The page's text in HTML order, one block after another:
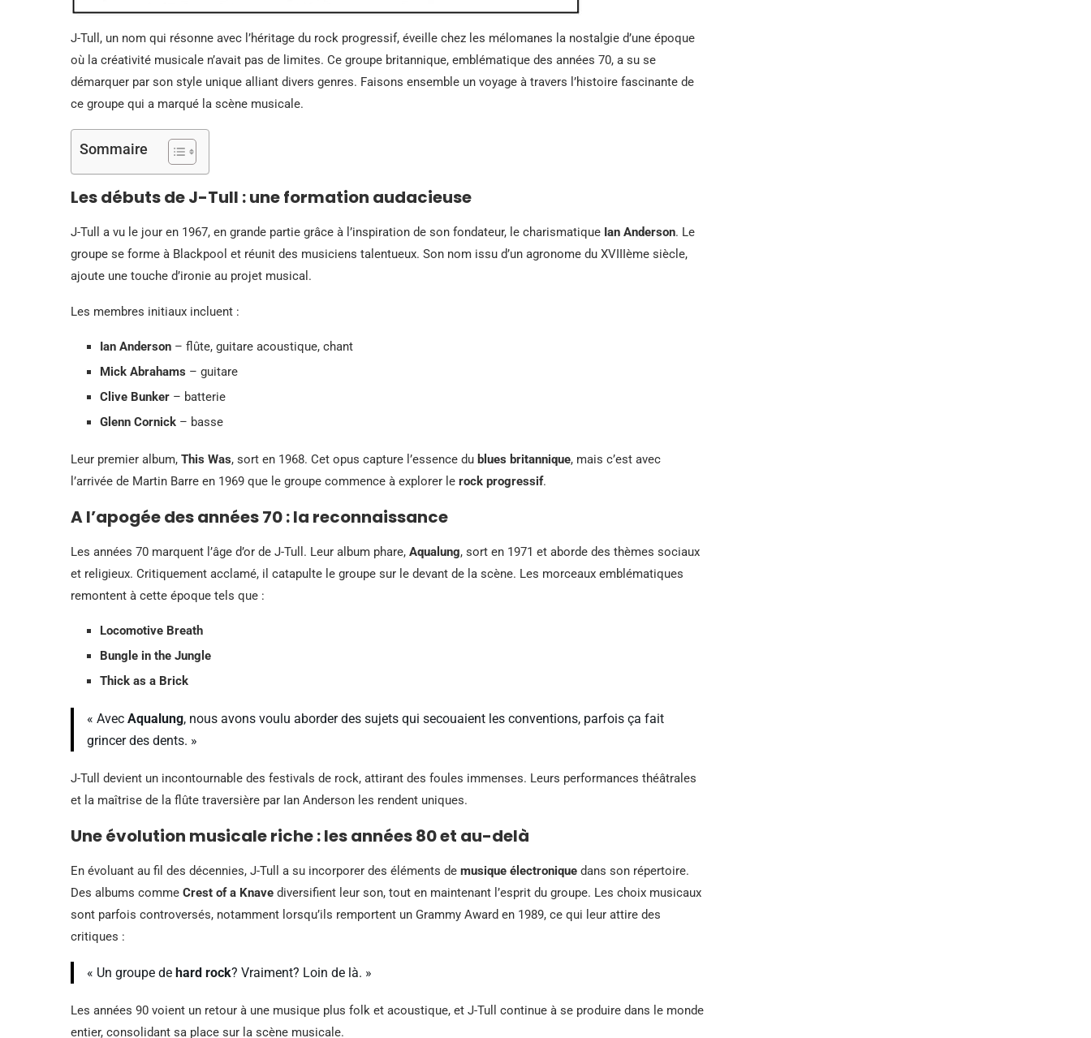
J-Tull, un nom qui résonne avec l’héritage du rock progressif, éveille chez les mélomanes la nostalgie d’une époque
où la créativité musicale n’avait pas de limites. Ce groupe britannique, emblématique des années 70, a su se
démarquer par son style unique alliant divers genres. Faisons ensemble un voyage à travers l’histoire fascinante de
ce groupe qui a marqué la scène musicale.
Sommaire
Les débuts de J-Tull : une formation audacieuse
J-Tull a vu le jour en 1967, en grande partie grâce à l’inspiration de son fondateur, le charismatique Ian Anderson. Le
groupe se forme à Blackpool et réunit des musiciens talentueux. Son nom issu d’un agronome du XVIIIème siècle,
ajoute une touche d’ironie au projet musical.
Les membres initiaux incluent :
Ian Anderson – flûte, guitare acoustique, chant
Mick Abrahams – guitare
Clive Bunker – batterie
Glenn Cornick – basse
Leur premier album, This Was, sort en 1968. Cet opus capture l’essence du blues britannique, mais c’est avec
l’arrivée de Martin Barre en 1969 que le groupe commence à explorer le rock progressif.
A l’apogée des années 70 : la reconnaissance
Les années 70 marquent l’âge d’or de J-Tull. Leur album phare, Aqualung, sort en 1971 et aborde des thèmes sociaux
et religieux. Critiquement acclamé, il catapulte le groupe sur le devant de la scène. Les morceaux emblématiques
remontent à cette époque tels que :
Locomotive Breath
Bungle in the Jungle
Thick as a Brick
« Avec Aqualung, nous avons voulu aborder des sujets qui secouaient les conventions, parfois ça fait
grincer des dents. »
J-Tull devient un incontournable des festivals de rock, attirant des foules immenses. Leurs performances théâtrales
et la maîtrise de la flûte traversière par Ian Anderson les rendent uniques.
Une évolution musicale riche : les années 80 et au-delà
En évoluant au fil des décennies, J-Tull a su incorporer des éléments de musique électronique dans son répertoire.
Des albums comme Crest of a Knave diversifient leur son, tout en maintenant l’esprit du groupe. Les choix musicaux
sont parfois controversés, notamment lorsqu’ils remportent un Grammy Award en 1989, ce qui leur attire des
critiques :
« Un groupe de hard rock? Vraiment? Loin de là. »
Les années 90 voient un retour à une musique plus folk et acoustique, et J-Tull continue à se produire dans le monde
entier, consolidant sa place sur la scène musicale.